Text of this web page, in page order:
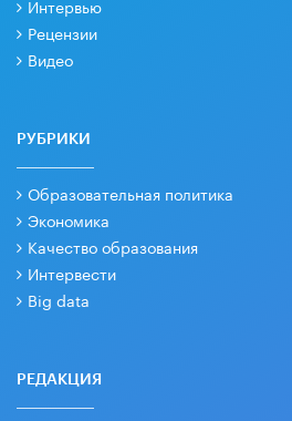
Интервью
Рецензии
Видео
РУБРИКИ
Образовательная политика
Экономика
Качество образования
Интервести
Big data
РЕДАКЦИЯ